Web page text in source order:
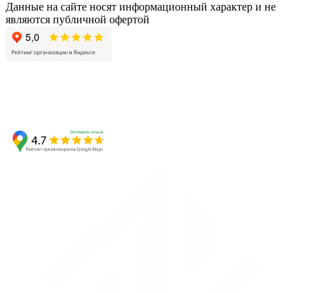
Данные на сайте носят информационный характер и не
являются публичной офертой